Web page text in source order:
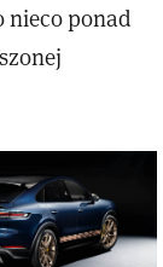
nieco ponad